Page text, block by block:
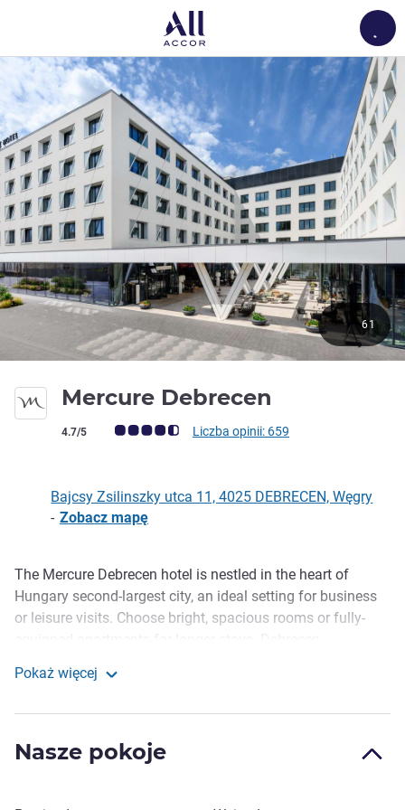
Mercure Debrecen
Ocena klientów (Ocena ALL)
4.7/5 Liczba opinii: 659
61
Bajcsy Zsilinszky utca 11, 4025 DEBRECEN, Węgry
- Zobacz mapę
Opis
The Mercure Debrecen hotel is nestled in the heart of
Hungary second-largest city, an ideal setting for business
or leisure visits. Choose bright, spacious rooms or fully-
by road can enjoy secure onsite parking. During the annual
flowers - a perfect time to stay.
serving modern Hungarian cuisine paired with wines from
Pokaż więcej
Nasze pokoje